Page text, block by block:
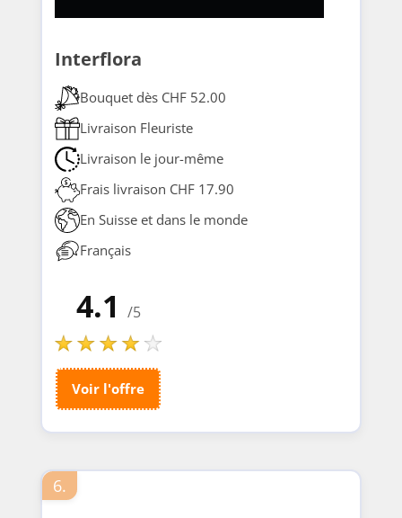
Interflora
Bouquet dès CHF 52.00
Livraison Fleuriste
Livraison le jour-même
Frais livraison CHF 17.90
En Suisse et dans le monde
Français
4.1 /5
Voir l'offre
6.